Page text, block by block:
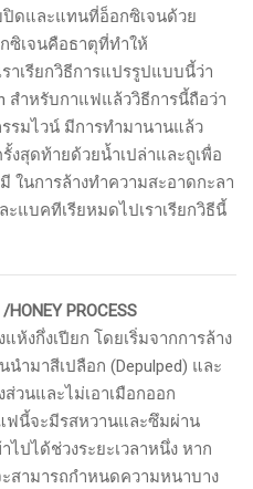
ดและแทนที่อ็อกซิเจนด้วย
ซิเจนคือธาตุที่ทำให้
าเรียกวิธีการแปรรูปแบบนี้ว่า
สำหรับกาแฟแล้ววิธีการนี้ถือว่า
รมไวน์ มีการทำมานานแล้ว
งสุดท้ายด้วยน้ำเปล่าและถูเพื่อ
ในการล้างทำความสะอาดกะลา
แบคทีเรียหมดไปเราเรียกวิธีนี้
HONEY PROCESS
ห้งกึ่งเปียก โดยเริ่มจากการล้าง
ำมาสีเปลือก (Depulped) และ
วนและไม่เอาเมือกออก
ฟนี้จะมีรสหวานและซึมผ่าน
ไปได้ช่วงระยะเวลาหนึ่ง หาก
สามารถกำหนดความหนาบาง